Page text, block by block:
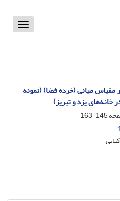
Toggle
مقیاس میانی (خرده فضا) (نمونه
یزد و تبریز)
145-163